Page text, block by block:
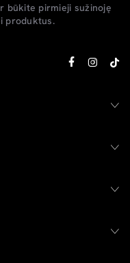
būkite pirmieji sužinoję
produktus.